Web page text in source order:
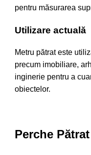
pentru măsurarea
Utilizare actuală
Metru pătrat este
precum imobiliare,
inginerie pentru a
obiectelor.
Perche Pătrat